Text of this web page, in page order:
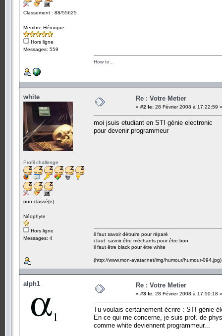
Classement : 88/55625
Membre Héroïque
Hors ligne
Messages: 559
How to...
white
Profil challenge
non classé(e).
Néophyte
Hors ligne
Messages: 4
Re : Votre Metier
« #2 le: 28 Février 2008 à 17:22:59 »
moi jsuis etudiant en STI génie electronic
pour devenir programmeur
il faut savoir détruire pour réparé
i faut savoir être méchants pour être bon
il faut être black pour être white
(http://www.mon-avatar.net/img/humour/humour-094.jpg)
alph1 Re : Votre Metier
« #3 le: 28 Février 2008 à 17:50:18 »
Tu voulais certainement écrire : STI génie
En ce qui me concerne, je suis prof. de
comme white deviennent programmeur...